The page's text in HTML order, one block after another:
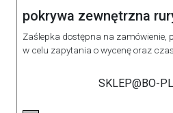
pokrywa zewnętrzna
Zaślepka dostępna na zamówienie,
w celu zapytania o wycenę oraz
SKLEP@BO-